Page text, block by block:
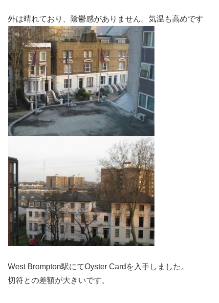
外は晴れており、陰鬱感がありません。気温も高めです
West Brompton駅にてOyster Cardを入手しました。
切符との差額が大きいです。